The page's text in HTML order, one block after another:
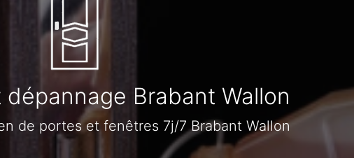
dépannage Brabant Wallon
de portes et fenêtres 7j/7 Brabant Wallon